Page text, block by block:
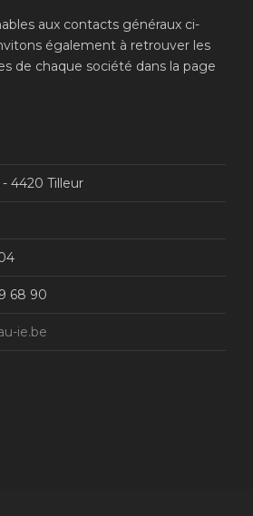
aux contacts généraux ci-
également à retrouver les
de chaque société dans la page
- 4420 Tilleur
68 90
ie.be